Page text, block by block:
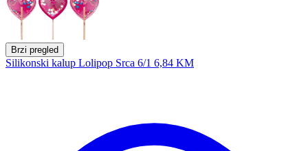
Brzi pregled
Silikonski kalup Lolipop Srca 6/1 6,84 KM